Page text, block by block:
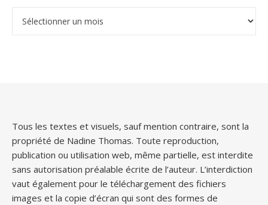
Tous les textes et visuels, sauf mention contraire, sont la
propriété de Nadine Thomas. Toute reproduction,
publication ou utilisation web, même partielle, est interdite
sans autorisation préalable écrite de l’auteur. L’interdiction
vaut également pour le téléchargement des fichiers
images et la copie d’écran qui sont des formes de